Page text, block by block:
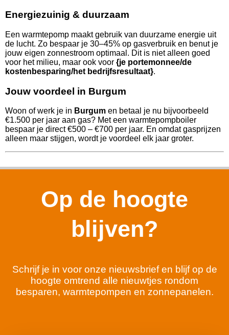
Energiezuinig & duurzaam
Een warmtepomp maakt gebruik van duurzame energie uit
de lucht. Zo bespaar je 30–45% op gasverbruik en benut je
jouw eigen zonnestroom optimaal. Dit is niet alleen goed
voor het milieu, maar ook voor {je portemonnee/de
kostenbesparing/het bedrijfsresultaat}.
Jouw voordeel in Burgum
Woon of werk je in Burgum en betaal je nu bijvoorbeeld
€1.500 per jaar aan gas? Met een warmtepompboiler
bespaar je direct €500 – €700 per jaar. En omdat gasprijzen
alleen maar stijgen, wordt je voordeel elk jaar groter.
Op de hoogte
blijven?
Schrijf je in voor onze nieuwsbrief en blijf op de
hoogte omtrend alle nieuwtjes rondom
besparen, warmtepompen en zonnepanelen.